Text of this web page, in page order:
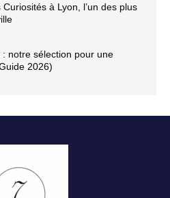
à Lyon, l’un des plus
notre sélection pour une
2026)